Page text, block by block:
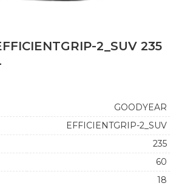
2_SUV 235
GOODYEAR
EFFICIENTGRIP-2_SUV
235
60
18